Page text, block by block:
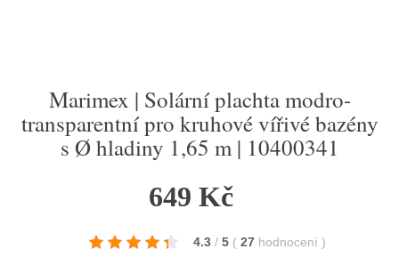
Marimex | Solární plachta modro-
transparentní pro kruhové vířivé bazény
s Ø hladiny 1,65 m | 10400341
649 Kč
4.3 / 5 ( 27 hodnocení )